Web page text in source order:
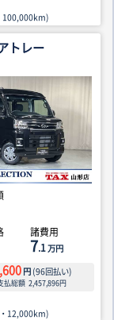
100,000km)
トレー
諸費用
7.1万円
円 (96回払い)
払総額 2,457,896円
12,000km)